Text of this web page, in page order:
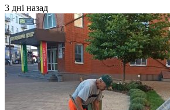
3 дні назад